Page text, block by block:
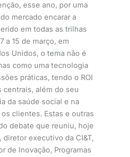
esse ano, por uma
mercado encarar a
em todas as trilhas
a 15 de março, em
Unidos, o tema não é
como uma tecnologia
práticas, tendo o ROI
centrais, além do seu
da saúde social e na
clientes. Estas e outras
debate que reuniu, hoje
diretor executivo da CI&T,
de Inovação, Programas